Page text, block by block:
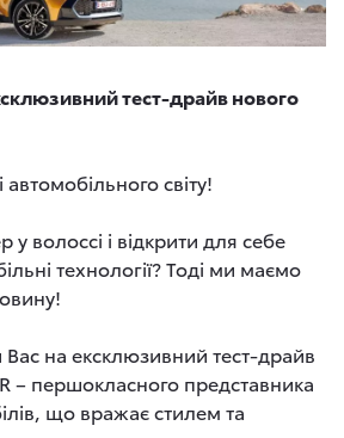
тест-драйв нового
світу!
у волоссі і відкрити для себе
технології? Тоді ми маємо
на ексклюзивний тест-драйв
– першокласного представника
що вражає стилем та